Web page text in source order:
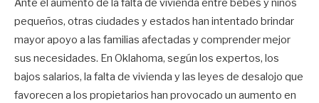
Ante el aumento de la falta de vivienda entre bebés y niños
pequeños, otras ciudades y estados han intentado brindar
mayor apoyo a las familias afectadas y comprender mejor
sus necesidades. En Oklahoma, según los expertos, los
bajos salarios, la falta de vivienda y las leyes de desalojo que
favorecen a los propietarios han provocado un aumento en